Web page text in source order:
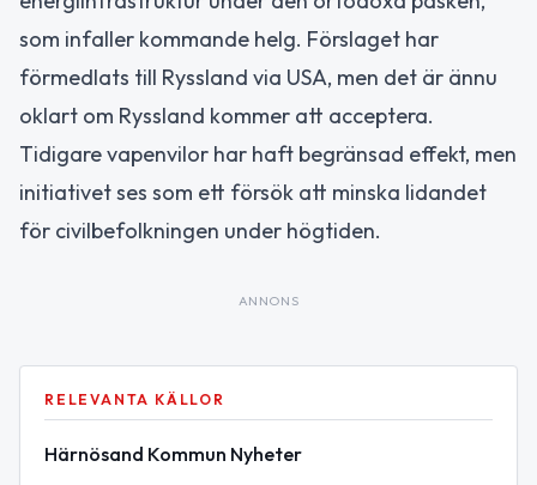
som infaller kommande helg. Förslaget har
förmedlats till Ryssland via USA, men det är ännu
oklart om Ryssland kommer att acceptera.
Tidigare vapenvilor har haft begränsad effekt, men
initiativet ses som ett försök att minska lidandet
för civilbefolkningen under högtiden.
ANNONS
RELEVANTA KÄLLOR
Härnösand Kommun Nyheter